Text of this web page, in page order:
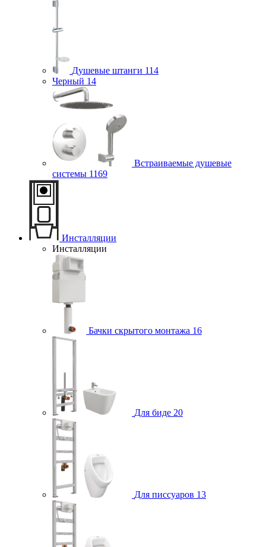
Душевые штанги 114
Черный 14
Встраиваемые душевые
системы 1169
Инсталляции
Инсталляции
Бачки скрытого монтажа 16
Для биде 20
Для писсуаров 13